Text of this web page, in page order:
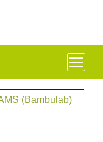
(Bambulab)